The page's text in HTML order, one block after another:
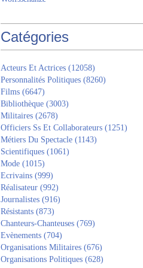
Catégories
Acteurs Et Actrices (12058)
Personnalités Politiques (8260)
Films (6647)
Bibliothèque (3003)
Militaires (2678)
Officiers Ss Et Collaborateurs (1251)
Métiers Du Spectacle (1143)
Scientifiques (1061)
Mode (1015)
Ecrivains (999)
Réalisateur (992)
Journalistes (916)
Résistants (873)
Chanteurs-Chanteuses (769)
Evènements (704)
Organisations Militaires (676)
Organisations Politiques (628)